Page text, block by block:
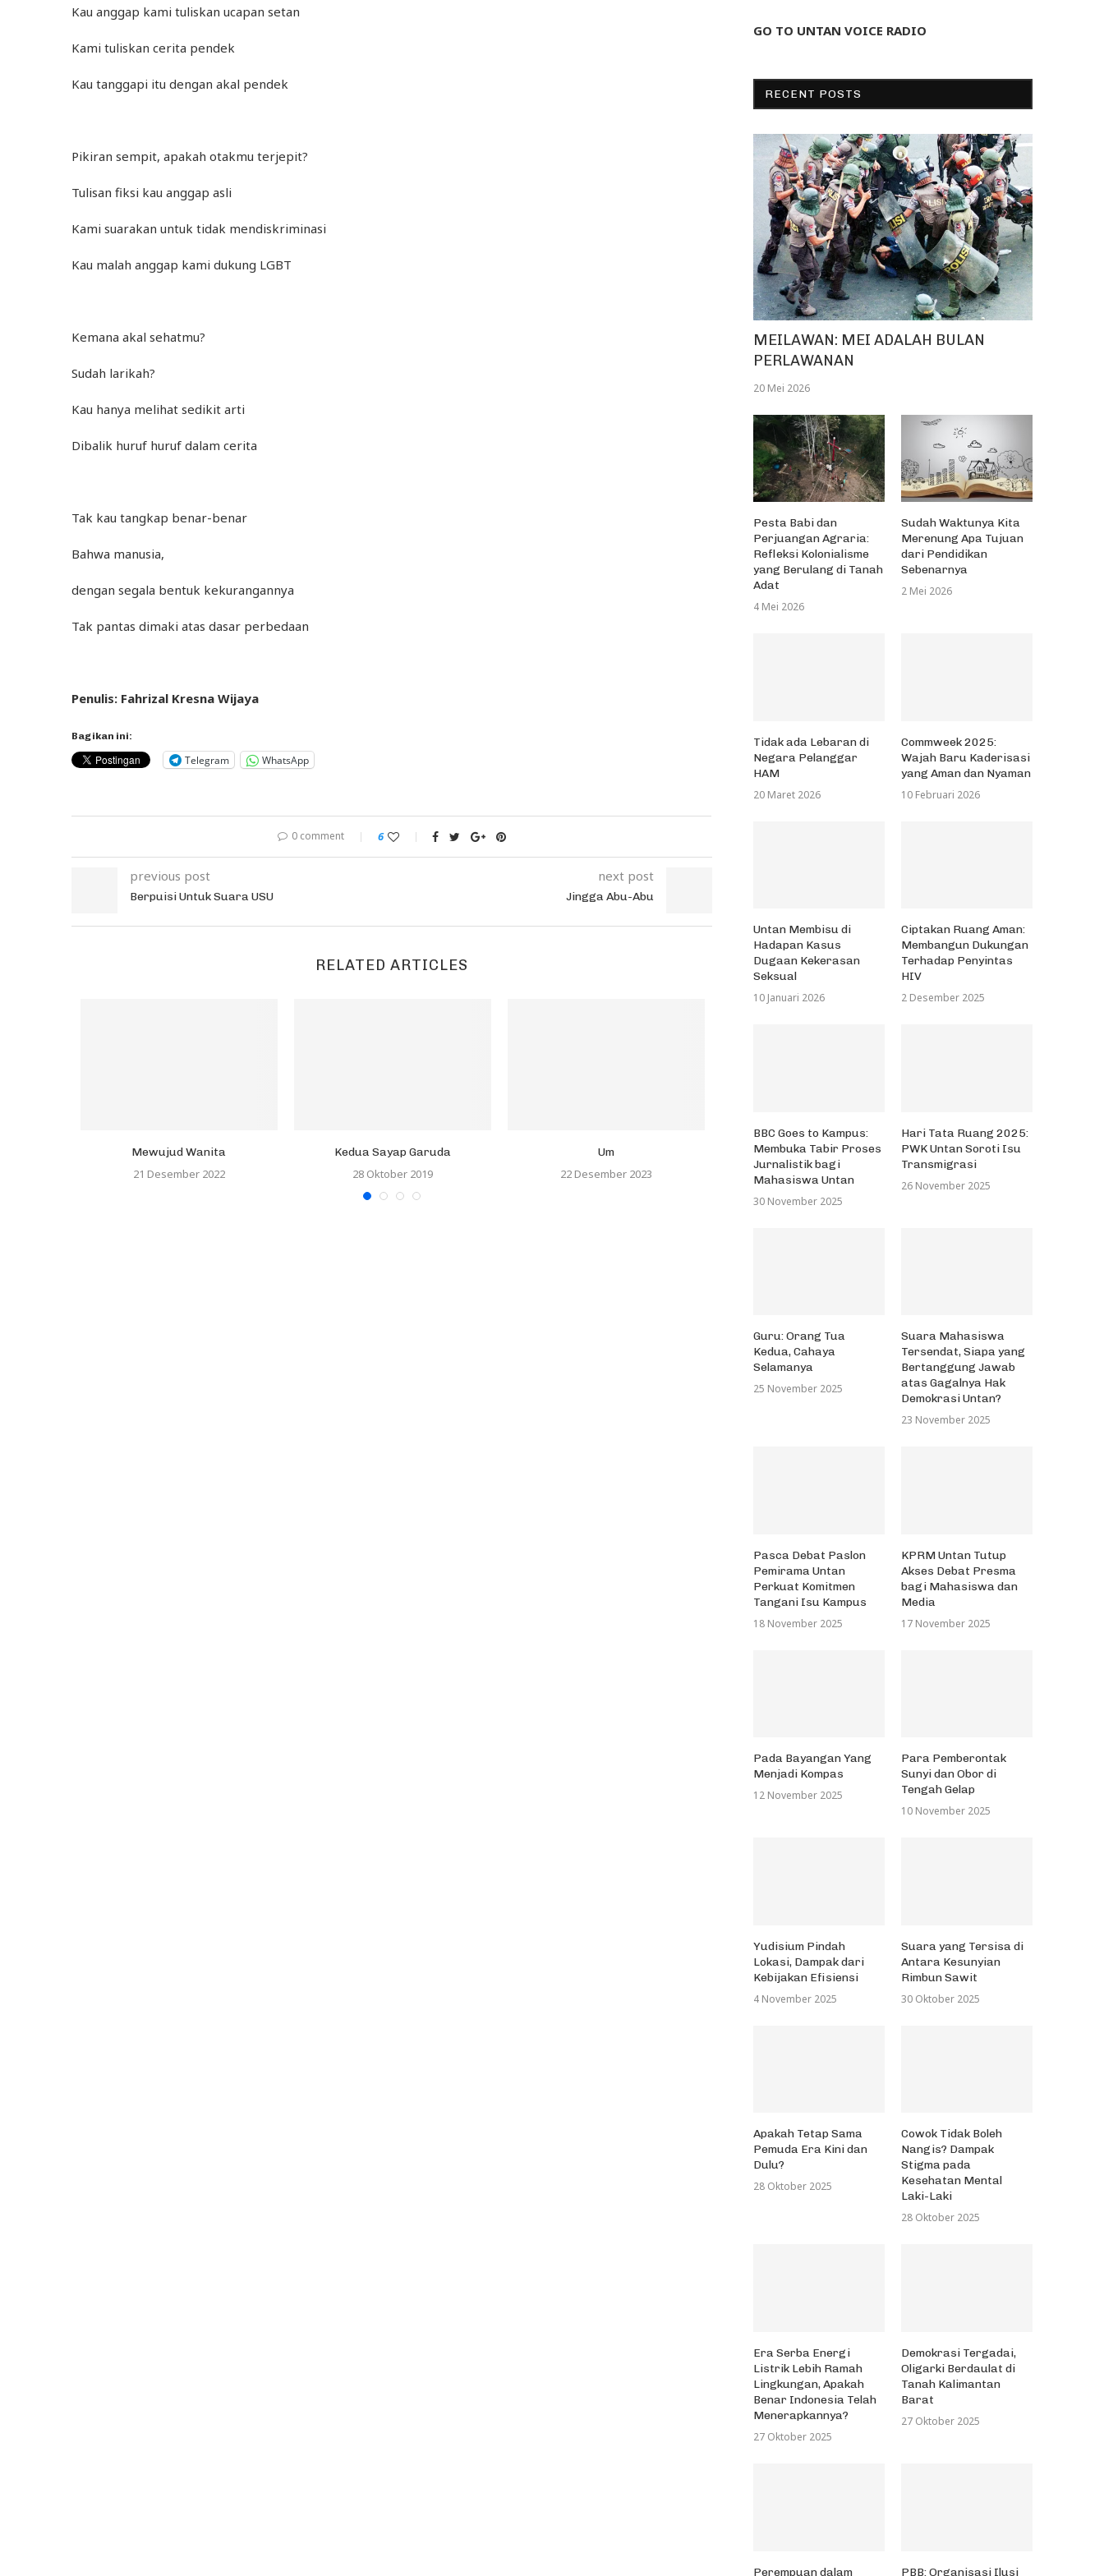
Kau anggap kami tuliskan ucapan setan
Kami tuliskan cerita pendek
Kau tanggapi itu dengan akal pendek
Pikiran sempit, apakah otakmu terjepit?
Tulisan fiksi kau anggap asli
Kami suarakan untuk tidak mendiskriminasi
Kau malah anggap kami dukung LGBT
Kemana akal sehatmu?
Sudah larikah?
Kau hanya melihat sedikit arti
Dibalik huruf huruf dalam cerita
Tak kau tangkap benar-benar
Bahwa manusia,
dengan segala bentuk kekurangannya
Tak pantas dimaki atas dasar perbedaan
Penulis: Fahrizal Kresna Wijaya
Bagikan ini:
Telegram WhatsApp
0 comment 6
previous post
Berpuisi Untuk Suara USU
next post
Jingga Abu-Abu
RELATED ARTICLES
Mewujud Wanita
21 Desember 2022
Kedua Sayap Garuda
28 Oktober 2019
Um
22 Desember 2023
Iqra: Nasib Badan
31 Oktober 2023
GO TO UNTAN VOICE RADIO
RECENT POSTS
MEILAWAN: MEI ADALAH BULAN
PERLAWANAN
20 Mei 2026
Pesta Babi dan
Perjuangan Agraria:
Refleksi Kolonialisme
yang Berulang di Tanah
Adat
4 Mei 2026
Sudah Waktunya Kita
Merenung Apa Tujuan
dari Pendidikan
Sebenarnya
2 Mei 2026
Tidak ada Lebaran di
Negara Pelanggar
HAM
20 Maret 2026
Commweek 2025:
Wajah Baru Kaderisasi
yang Aman dan Nyaman
10 Februari 2026
Untan Membisu di
Hadapan Kasus
Dugaan Kekerasan
Seksual
10 Januari 2026
Ciptakan Ruang Aman:
Membangun Dukungan
Terhadap Penyintas
HIV
2 Desember 2025
BBC Goes to Kampus:
Membuka Tabir Proses
Jurnalistik bagi
Mahasiswa Untan
30 November 2025
Hari Tata Ruang 2025:
PWK Untan Soroti Isu
Transmigrasi
26 November 2025
Guru: Orang Tua
Kedua, Cahaya
Selamanya
25 November 2025
Suara Mahasiswa
Tersendat, Siapa yang
Bertanggung Jawab
atas Gagalnya Hak
Demokrasi Untan?
23 November 2025
Pasca Debat Paslon
Pemirama Untan
Perkuat Komitmen
Tangani Isu Kampus
18 November 2025
KPRM Untan Tutup
Akses Debat Presma
bagi Mahasiswa dan
Media
17 November 2025
Pada Bayangan Yang
Menjadi Kompas
12 November 2025
Para Pemberontak
Sunyi dan Obor di
Tengah Gelap
10 November 2025
Yudisium Pindah
Lokasi, Dampak dari
Kebijakan Efisiensi
4 November 2025
Suara yang Tersisa di
Antara Kesunyian
Rimbun Sawit
30 Oktober 2025
Apakah Tetap Sama
Pemuda Era Kini dan
Dulu?
28 Oktober 2025
Cowok Tidak Boleh
Nangis? Dampak
Stigma pada
Kesehatan Mental
Laki-Laki
28 Oktober 2025
Era Serba Energi
Listrik Lebih Ramah
Lingkungan, Apakah
Benar Indonesia Telah
Menerapkannya?
27 Oktober 2025
Demokrasi Tergadai,
Oligarki Berdaulat di
Tanah Kalimantan
Barat
27 Oktober 2025
Perempuan dalam PBB: Organisasi Ilusi